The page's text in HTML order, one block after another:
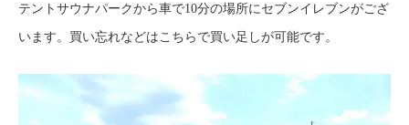
テントサウナパークから車で10分の場所にセブンイレブンがござ
います。買い忘れなどはこちらで買い足しが可能です。